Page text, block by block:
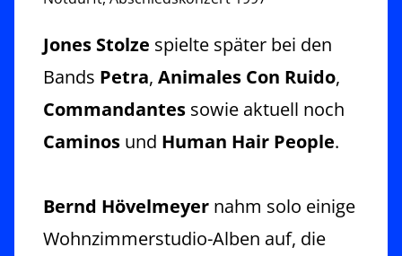
Jones Stolze spielte später bei den
Bands Petra, Animales Con Ruido,
Commandantes sowie aktuell noch
Caminos und Human Hair People.
Bernd Hövelmeyer nahm solo einige
Wohnzimmerstudio-Alben auf, die